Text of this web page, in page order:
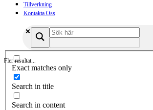
Tillverkning
Kontakta Oss
Fler resultat...
Exact matches only
Search in title
Search in content